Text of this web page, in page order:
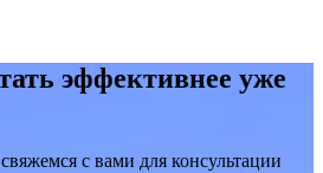
эффективнее уже
с вами для консультации